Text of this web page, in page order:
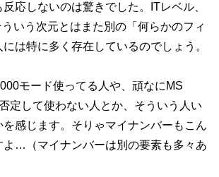
応しないのは驚きでした。ITレベル、
いう次元とはまた別の「何らかのフィ
は特に多く存在しているのでしょう。
モード使ってる人や、頑なにMS
定して使わない人とか、そういう人い
を感じます。そりゃマイナンバーもこん
よ…（マイナンバーは別の要素も多々あ